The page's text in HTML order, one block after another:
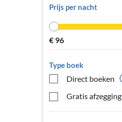
Prijs per nacht
€ 96
Type boek
Direct boeken
Gratis afzegging